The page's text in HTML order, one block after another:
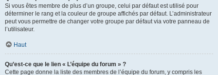
Si vous êtes membre de plus d’un groupe, celui par défaut est utilisé pour
déterminer le rang et la couleur de groupe affichés par défaut. L’administrateur
peut vous permettre de changer votre groupe par défaut via votre panneau de
l’utilisateur.
Haut
Qu’est-ce que le lien « L’équipe du forum » ?
Cette page donne la liste des membres de l’équipe du forum, y compris les